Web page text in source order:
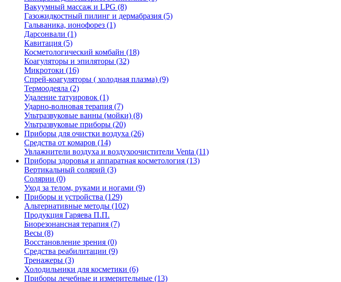
Вакуумный массаж и LPG (8)
Газожидкостный пилинг и дермабразия (5)
Гальваника, ионофорез (1)
Дарсонвали (1)
Кавитация (5)
Коcметологический комбайн (18)
Коагуляторы и эпиляторы (32)
Микротоки (16)
Спрей-коагуляторы ( холодная плазма) (9)
Термоодеяла (2)
Удаление татуировок (1)
Ударно-волновая терапия (7)
Ультразвуковые ванны (мойки) (8)
Ультразвуковые приборы (20)
Приборы для очистки воздуха (26)
Средства от комаров (14)
Увлажнители воздуха и воздухоочистители Venta (11)
Приборы здоровья и аппаратная косметология (13)
Вертикальный солярий (3)
Солярии (0)
Уход за телом, руками и ногами (9)
Приборы и устройства (129)
Альтернативные методы (102)
Продукция Гаряева П.П.
Биорезонансная терапия (7)
Весы (8)
Восстановление зрения (0)
Средства реабилитации (9)
Тренажеры (3)
Холодильники для косметики (6)
Приборы лечебные и измерительные (13)